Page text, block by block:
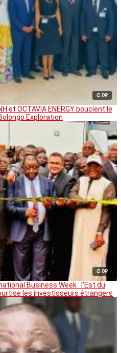
© DR
et OCTAVIA ENERGY bouclent le
Exploration
© DR
Business Week : l’Est du
les investisseurs étrangers